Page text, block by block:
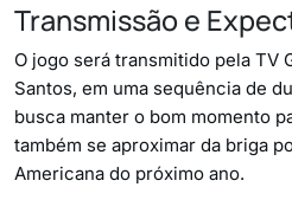
Transmissão e
O jogo será transmitido pela TV
Santos, em uma sequência de
busca manter o bom momento
também se aproximar da briga
Americana do próximo ano.